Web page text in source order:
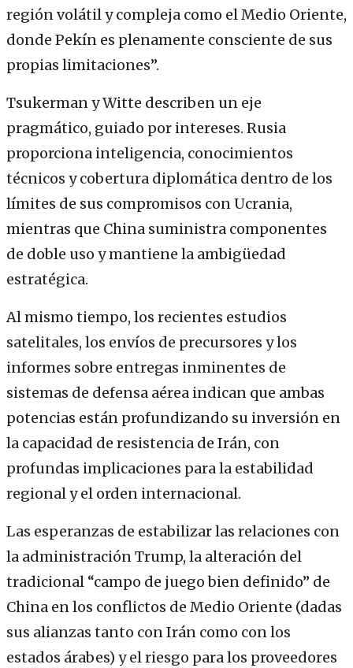
región volátil y compleja como el Medio Oriente,
donde Pekín es plenamente consciente de sus
propias limitaciones”.
Tsukerman y Witte describen un eje
pragmático, guiado por intereses. Rusia
proporciona inteligencia, conocimientos
técnicos y cobertura diplomática dentro de los
límites de sus compromisos con Ucrania,
mientras que China suministra componentes
de doble uso y mantiene la ambigüedad
estratégica.
Al mismo tiempo, los recientes estudios
satelitales, los envíos de precursores y los
informes sobre entregas inminentes de
sistemas de defensa aérea indican que ambas
potencias están profundizando su inversión en
la capacidad de resistencia de Irán, con
profundas implicaciones para la estabilidad
regional y el orden internacional.
Las esperanzas de estabilizar las relaciones con
la administración Trump, la alteración del
tradicional “campo de juego bien definido” de
China en los conflictos de Medio Oriente (dadas
sus alianzas tanto con Irán como con los
estados árabes) y el riesgo para los proveedores